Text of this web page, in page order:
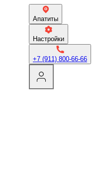
Апатиты
Настройки
+7 (911) 800-66-66